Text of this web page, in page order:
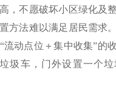
，不愿破坏小区绿化及
方法难以满足居民需求
流动点位＋集中收集”的
圾车，门外设置一个